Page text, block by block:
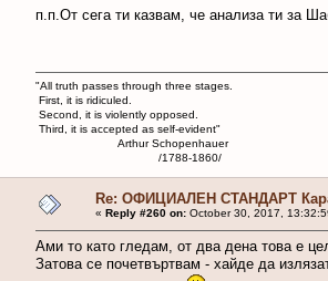
п.п.От сега ти казвам, че анализа ти за
"All truth passes through three stages.
First, it is ridiculed.
Second, it is violently opposed.
Third, it is accepted as self-evident"
Arthur Schopenhauer
/1788-1860/
Re: ОФИЦИАЛЕН СТАНДАРТ
« Reply #260 on:October 30, 2017,
Ами то като гледам, от два дена това е
Затова се почетвъртвам - хайде да